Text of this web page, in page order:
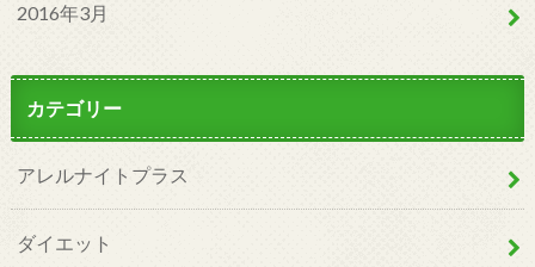
2016年3月
カテゴリー
アレルナイトプラス
ダイエット